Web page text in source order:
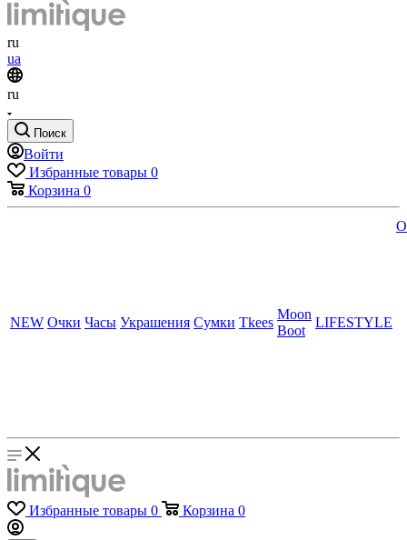
ru
ua
ru
Поиск
Войти
Избранные товары 0
Корзина 0
NEW Очки Часы Украшения Сумки Tkees
Moon
Boot
LIFESTYLE
Избранные товары 0 Корзина 0